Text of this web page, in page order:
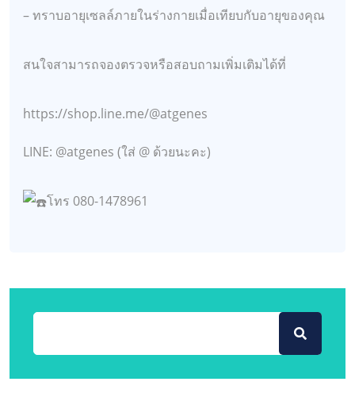
– ทราบอายุเซลล์ภายในร่างกายเมื่อเทียบกับอายุของคุณ
สนใจสามารถจองตรวจหรือสอบถามเพิ่มเติมได้ที่
https://shop.line.me/@atgenes
LINE: @atgenes (ใส่ @ ด้วยนะคะ)
โทร 080-1478961